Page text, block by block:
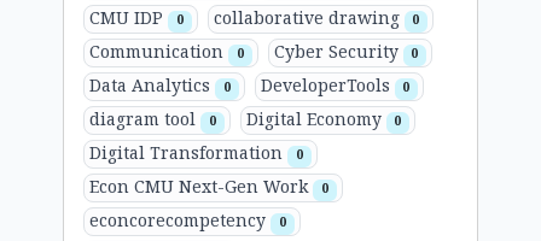
CMU IDP 0 collaborative drawing 0
Communication 0 Cyber Security 0
Data Analytics 0 DeveloperTools 0
diagram tool 0 Digital Economy 0
Digital Transformation 0
Econ CMU Next-Gen Work 0
econcorecompetency 0